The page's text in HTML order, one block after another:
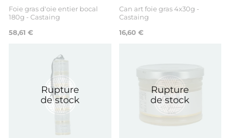
Foie gras d'oie entier bocal
180g - Castaing
58,61 €
Can art foie gras 4x30g -
Castaing
16,60 €
Rupture
de stock
Rupture
de stock